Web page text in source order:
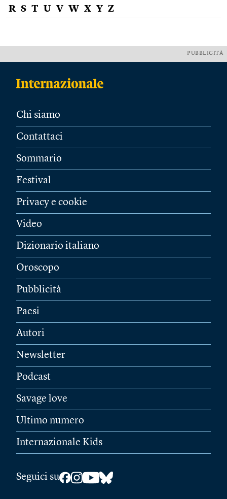
R S T U V W X Y Z
PUBBLICITÀ
Chi siamo
Contattaci
Sommario
Festival
Privacy e cookie
Video
Dizionario italiano
Oroscopo
Pubblicità
Paesi
Autori
Newsletter
Podcast
Savage love
Ultimo numero
Internazionale Kids
Seguici su